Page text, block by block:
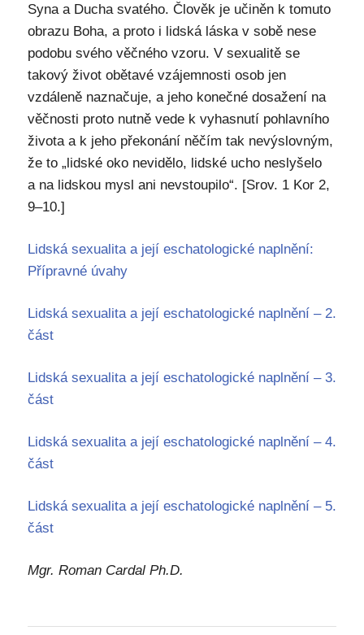
Syna a Ducha svatého. Člověk je učiněn k tomuto
obrazu Boha, a proto i lidská láska v sobě nese
podobu svého věčného vzoru. V sexualitě se
takový život obětavé vzájemnosti osob jen
vzdáleně naznačuje, a jeho konečné dosažení na
věčnosti proto nutně vede k vyhasnutí pohlavního
života a k jeho překonání něčím tak nevýslovným,
že to „lidské oko nevidělo, lidské ucho neslyšelo
a na lidskou mysl ani nevstoupilo“. [Srov. 1 Kor 2,
9–10.]
Lidská sexualita a její eschatologické naplnění:
Přípravné úvahy
Lidská sexualita a její eschatologické naplnění – 2.
část
Lidská sexualita a její eschatologické naplnění – 3.
část
Lidská sexualita a její eschatologické naplnění – 4.
část
Lidská sexualita a její eschatologické naplnění – 5.
část
Mgr. Roman Cardal Ph.D.